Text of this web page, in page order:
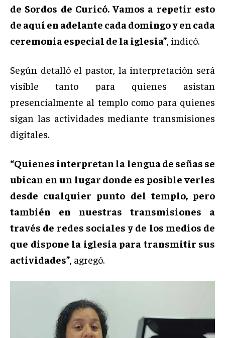
de Sordos de Curicó. Vamos a repetir esto
de aquí en adelante cada domingo y en cada
ceremonia especial de la iglesia”, indicó.
Según detalló el pastor, la interpretación será
visible tanto para quienes asistan
presencialmente al templo como para quienes
sigan las actividades mediante transmisiones
digitales.
“Quienes interpretan la lengua de señas se
ubican en un lugar donde es posible verles
desde cualquier punto del templo, pero
también en nuestras transmisiones a
través de redes sociales y de los medios de
que dispone la iglesia para transmitir sus
actividades”, agregó.